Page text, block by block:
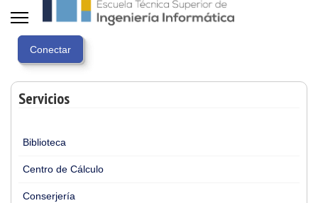
Servicios
Biblioteca
Centro de Cálculo
Conserjería